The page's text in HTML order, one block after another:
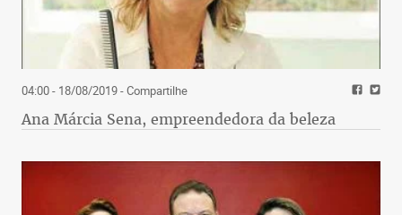
04:00 - 18/08/2019- Compartilhe
Ana Márcia Sena, empreendedora da beleza